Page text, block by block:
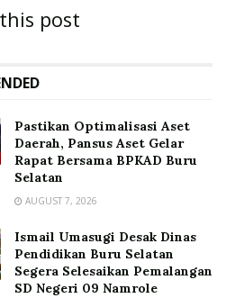
post
Pastikan Optimalisasi Aset
Daerah, Pansus Aset Gelar
Rapat Bersama BPKAD Buru
Selatan
AUGUST 7, 2026
Ismail Umasugi Desak Dinas
Pendidikan Buru Selatan
Segera Selesaikan Pemalangan
SD Negeri 09 Namrole